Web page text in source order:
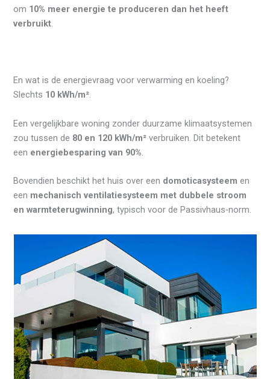
om 10% meer energie te produceren dan het heeft
verbruikt
En wat is de energievraag voor verwarming en koeling?
Slechts 10 kWh/m².
Een vergelijkbare woning zonder duurzame klimaatsystemen
zou tussen de 80 en 120 kWh/m² verbruiken. Dit betekent
een energiebesparing van 90%
Bovendien beschikt het huis over een domoticasysteem en
een mechanisch ventilatiesysteem met dubbele stroom
en warmteterugwinning, typisch voor de Passivhaus-norm.